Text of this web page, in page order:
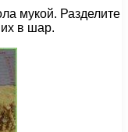
мукой. Разделите
их в шар.